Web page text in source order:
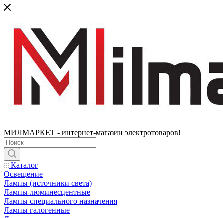
МИЛМАРКЕТ - интернет-магазин электротоваров!
Каталог
Освещение
Лампы (источники света)
Лампы люминесцентные
Лампы специального назначения
Лампы галогенные